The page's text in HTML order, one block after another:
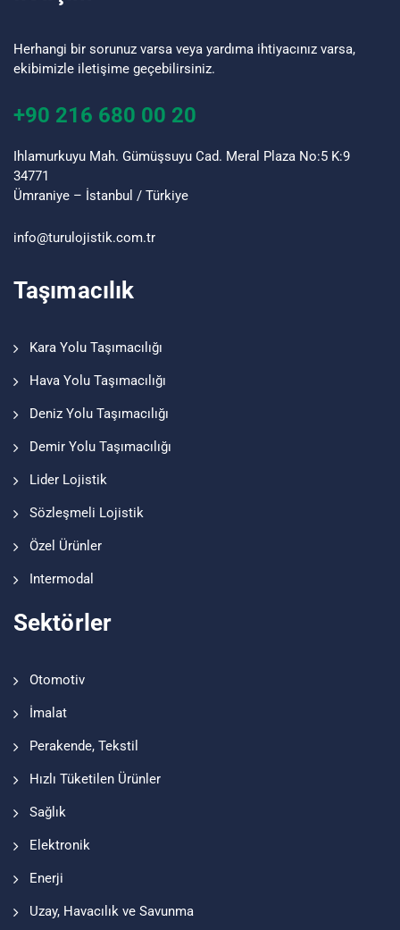
Herhangi bir sorunuz varsa veya yardıma ihtiyacınız varsa,
ekibimizle iletişime geçebilirsiniz.
+90 216 680 00 20
Ihlamurkuyu Mah. Gümüşsuyu Cad. Meral Plaza No:5 K:9
34771
Ümraniye – İstanbul / Türkiye
info@turu lojistik.com.tr
Taşımacılık
Kara Yolu Taşımacılığı
Hava Yolu Taşımacılığı
Deniz Yolu Taşımacılığı
Demir Yolu Taşımacılığı
Lider Lojistik
Sözleşmeli Lojistik
Özel Ürünler
Intermodal
Sektörler
Otomotiv
İmalat
Perakende, Tekstil
Hızlı Tüketilen Ürünler
Sağlık
Elektronik
Enerji
Uzay, Havacılık ve Savunma